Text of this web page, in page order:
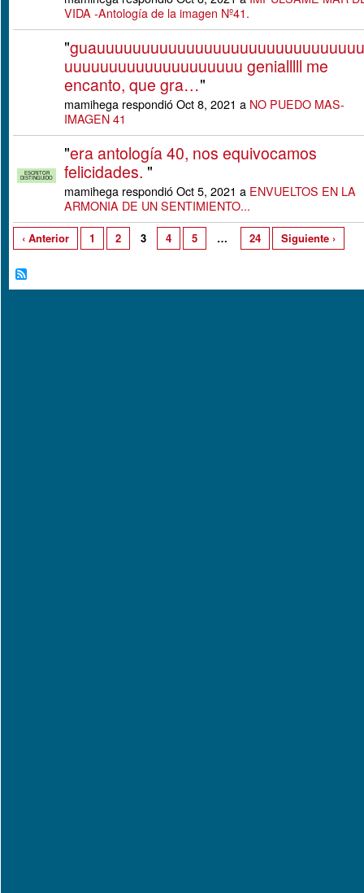
VIDA -Antología de la imagen Nº41.
"guauuuuuuuuuuuuuuuuuuuuuuuuuuuuuu
uuuuuuuuuuuuuuuuuuuu genialllll me
encanto, que gra…"
mamihega respondió Oct 8, 2021 a NO PUEDO MAS-
IMAGEN 41
ESCRITOR
DISTINGUIDO
"era antología 40, nos equivocamos
felicidades. "
mamihega respondió Oct 5, 2021 a ENVUELTOS EN LA
ARMONIA DE UN SENTIMIENTO...
‹ Anterior 1 2 3 4 5 … 24 Siguiente ›